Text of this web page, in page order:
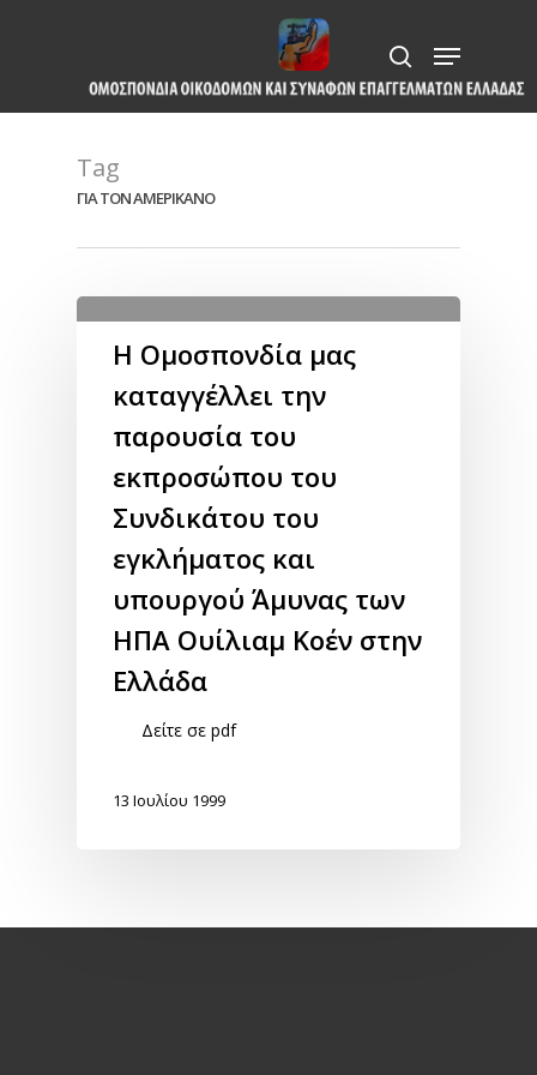
content
search
Menu
Tag
ΓΙΑ ΤΟΝ ΑΜΕΡΙΚΑΝΟ
Η Ομοσπονδία μας
καταγγέλλει την
παρουσία του
εκπροσώπου του
Συνδικάτου του
εγκλήματος και
υπουργού ΄Άμυνας των
ΗΠΑ Ουίλιαμ Κοέν στην
Ελλάδα
Δείτε σε pdf
13 Ιουλίου 1999